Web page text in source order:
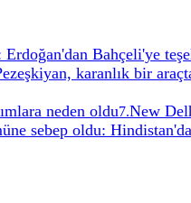
Bahçeli'ye
karanlık bir
neden oldu7.New
sebep oldu: